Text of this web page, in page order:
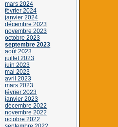
mars 2024
février 2024
janvier 2024
décembre 2023
novembre 2023
octobre 2023
septembre 2023
août 2023
juillet 2023
juin 2023
mai 2023
avril 2023
mars 2023
février 2023
janvier 2023
décembre 2022
novembre 2022
octobre 2022